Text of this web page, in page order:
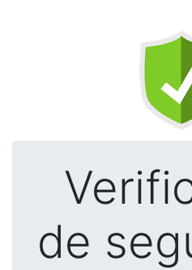
de